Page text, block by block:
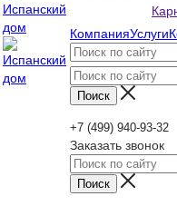
КомпанияУслуги
+7 (499) 940-93-32
Заказать звонок